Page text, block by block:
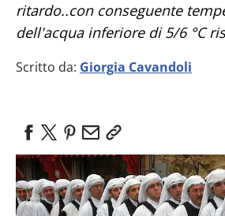
ritardo..con conseguente
dell'acqua inferiore di 5/6 °C
Scritto da: Giorgia Cavandoli